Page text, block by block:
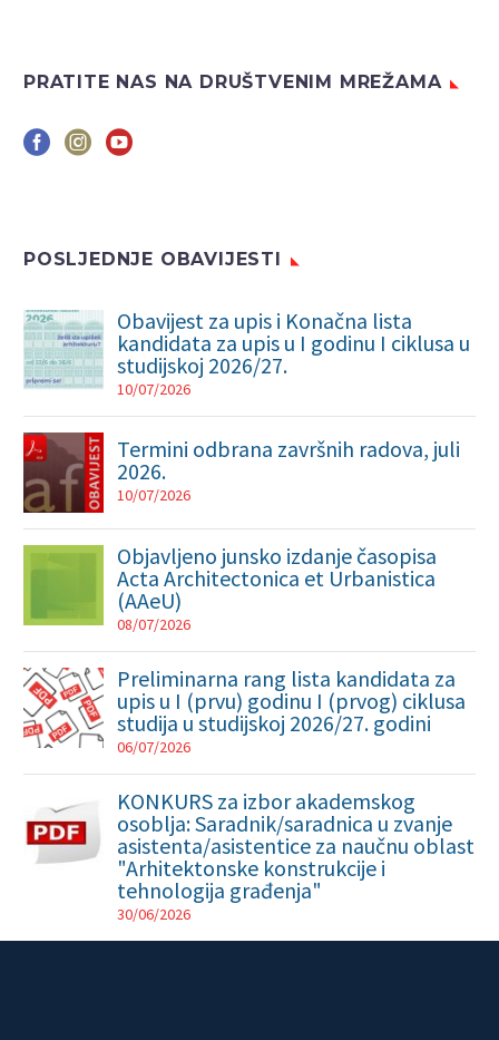
PRATITE NAS NA DRUŠTVENIM MREŽAMA
POSLJEDNJE OBAVIJESTI
Obavijest za upis i Konačna lista
kandidata za upis u I godinu I ciklusa u
studijskoj 2026/27.
10/07/2026
Termini odbrana završnih radova, juli
2026.
10/07/2026
Objavljeno junsko izdanje časopisa
Acta Architectonica et Urbanistica
(AAeU)
08/07/2026
Preliminarna rang lista kandidata za
upis u I (prvu) godinu I (prvog) ciklusa
studija u studijskoj 2026/27. godini
06/07/2026
KONKURS za izbor akademskog
osoblja: Saradnik/saradnica u zvanje
asistenta/asistentice za naučnu oblast
"Arhitektonske konstrukcije i
tehnologija građenja"
30/06/2026